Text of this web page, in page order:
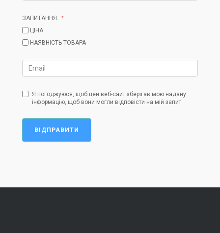
ЗАПИТАННЯ:
ЦІНА
НАЯВНІСТЬ ТОВАРА
Я погоджуюся, щоб цей веб-сайт зберігав мою надану
інформацію, щоб вони могли відповісти на мій запит
ВІДПРАВИТИ